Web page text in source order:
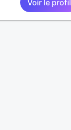
Voir le profil